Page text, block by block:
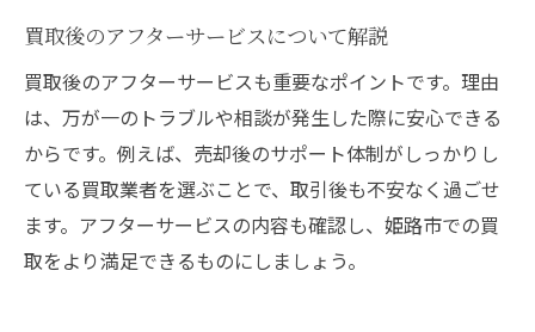
買取後のアフターサービスについて解説
買取後のアフターサービスも重要なポイントです。理由
は、万が一のトラブルや相談が発生した際に安心できる
からです。例えば、売却後のサポート体制がしっかりし
ている買取業者を選ぶことで、取引後も不安なく過ごせ
ます。アフターサービスの内容も確認し、姫路市での買
取をより満足できるものにしましょう。